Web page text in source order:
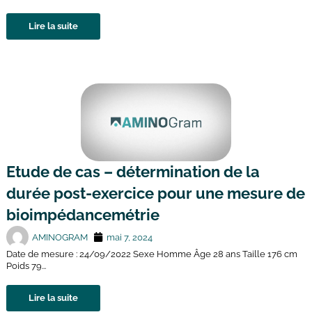
Lire la suite
Etude de cas – détermination de la
durée post-exercice pour une mesure de
bioimpédancemétrie
AMINOGRAM
mai 7, 2024
Date de mesure : 24/09/2022 Sexe Homme Âge 28 ans Taille 176 cm
Poids 79...
Lire la suite